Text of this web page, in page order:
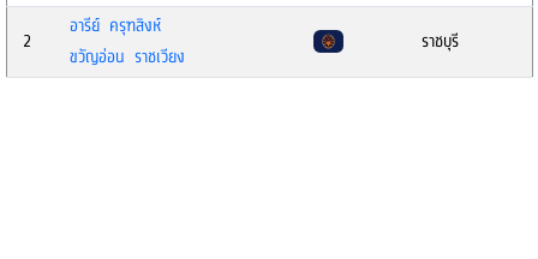
2
อารีย์ ครุฑสิงห์
ขวัญอ่อน ราชเวียง
ราชบุรี